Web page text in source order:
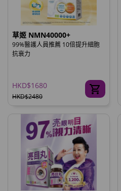
草姬 NMN40000+
99%醫護人員推薦 10倍提升細胞
抗衰力
HKD$1680
HKD$2480